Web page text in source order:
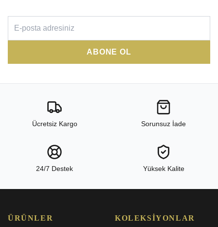
ABONE OL
Ücretsiz Kargo Sorunsuz İade
24/7 Destek Yüksek Kalite
ÜRÜNLER KOLEKSIYONLAR